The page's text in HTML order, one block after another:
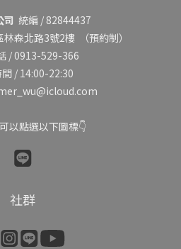
司 統編 / 82844437
林森北路3號2樓（預約制）
/ 0913-529-366
/ 14:00-22:30
以點選以下圖標👇
社群